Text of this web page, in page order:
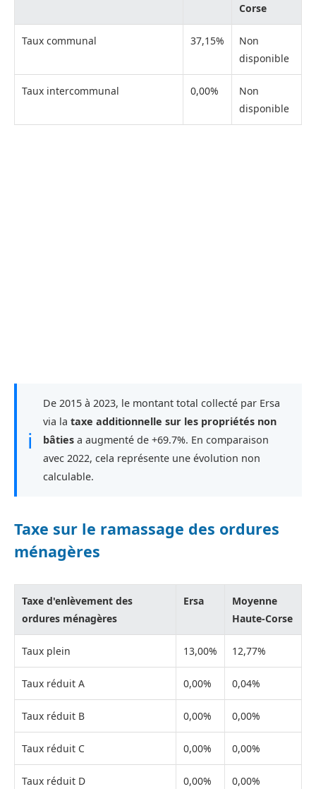
Corse
Taux communal 37,15%
Non
disponible
Taux intercommunal 0,00%
Non
disponible
ℹ
De 2015 à 2023, le montant total collecté par Ersa
via la taxe additionnelle sur les propriétés non
bâties a augmenté de +69.7%. En comparaison
avec 2022, cela représente une évolution non
calculable.
Taxe sur le ramassage des ordures
ménagères
Taxe d'enlèvement des
ordures ménagères
Ersa
Moyenne
Haute-Corse
Taux plein 13,00% 12,77%
Taux réduit A 0,00% 0,04%
Taux réduit B 0,00% 0,00%
Taux réduit C 0,00% 0,00%
Taux réduit D 0,00% 0,00%